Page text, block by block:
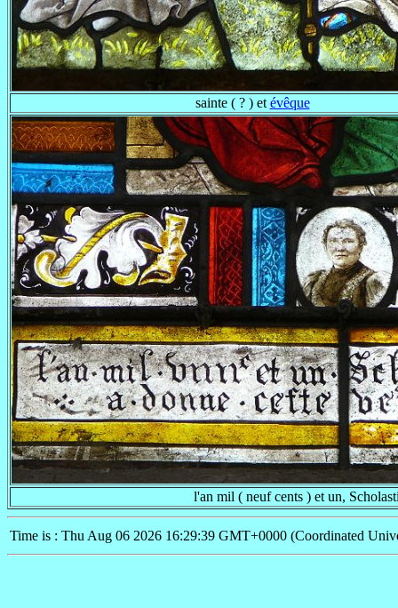
sainte ( ? ) et évêque
l'an mil ( neuf cents ) et un,
Time is : Thu Aug 06 2026 16:29:39 GMT+0000 (Coordinated